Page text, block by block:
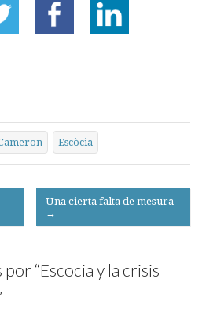
Escòcia
Una cierta falta de mesura
→
“Escocia y la crisis